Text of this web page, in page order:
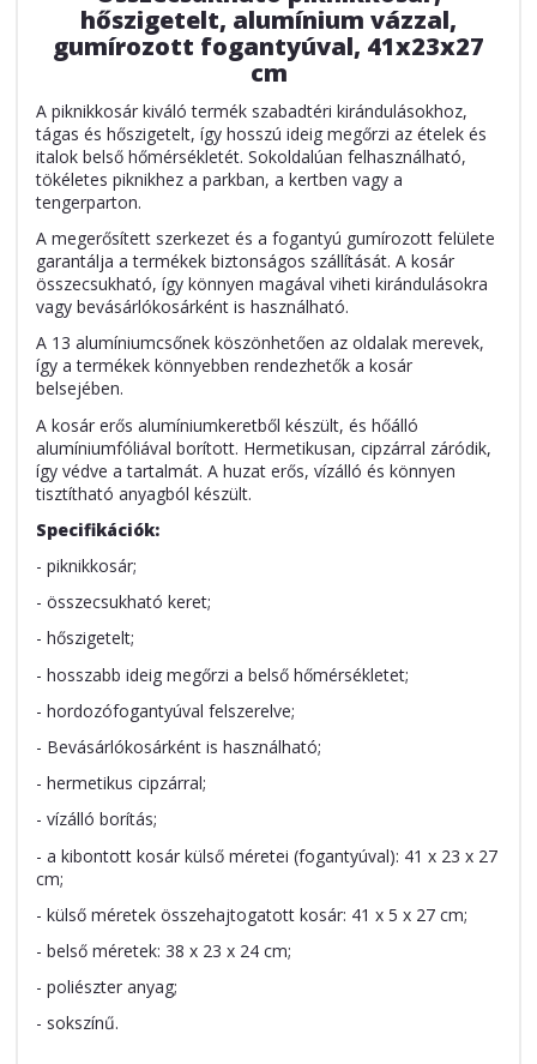
hőszigetelt, alumínium vázzal,
gumírozott fogantyúval, 41x23x27
cm
A piknikkosár kiváló termék szabadtéri kirándulásokhoz,
tágas és hőszigetelt, így hosszú ideig megőrzi az ételek és
italok belső hőmérsékletét. Sokoldalúan felhasználható,
tökéletes piknikhez a parkban, a kertben vagy a
tengerparton.
A megerősített szerkezet és a fogantyú gumírozott felülete
garantálja a termékek biztonságos szállítását. A kosár
összecsukható, így könnyen magával viheti kirándulásokra
vagy bevásárlókosárként is használható.
A 13 alumíniumcsőnek köszönhetően az oldalak merevek,
így a termékek könnyebben rendezhetők a kosár
belsejében.
A kosár erős alumíniumkeretből készült, és hőálló
alumíniumfóliával borított. Hermetikusan, cipzárral záródik,
így védve a tartalmát. A huzat erős, vízálló és könnyen
tisztítható anyagból készült.
Specifikációk:
- piknikkosár;
- összecsukható keret;
- hőszigetelt;
- hosszabb ideig megőrzi a belső hőmérsékletet;
- hordozófogantyúval felszerelve;
- Bevásárlókosárként is használható;
- hermetikus cipzárral;
- vízálló borítás;
- a kibontott kosár külső méretei (fogantyúval): 41 x 23 x 27
cm;
- külső méretek összehajtogatott kosár: 41 x 5 x 27 cm;
- belső méretek: 38 x 23 x 24 cm;
- poliészter anyag;
- sokszínű.